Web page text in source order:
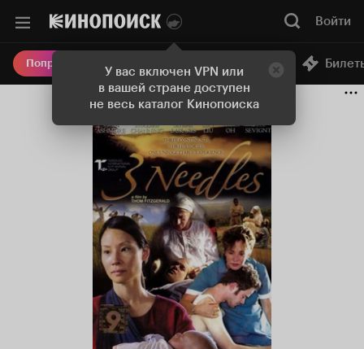
У вас включен VPN или
в вашей стране доступен
не весь каталог Кинопоиска
Войти
Попробовать Плюс Онлайн-кинотеатр